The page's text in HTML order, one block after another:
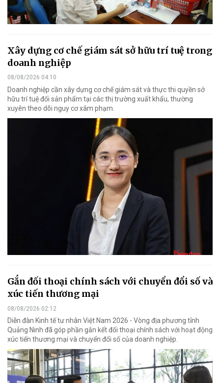
Xây dựng cơ chế giám sát sở hữu trí tuệ trong
doanh nghiệp
08/08/2026 04:10
Doanh nghiệp cần xây dựng cơ chế giám sát và thực thi quyền sở
hữu trí tuệ đối sản phẩm tại các thị trường xuất khẩu, thường
xuyên theo dõi nguy cơ xâm phạm.
Gắn đối thoại chính sách với chuyển đổi số và
xúc tiến thương mại
08/08/2026 02:12
Diễn đàn Kinh tế tư nhân Việt Nam 2026 - Vòng địa phương tỉnh
Quảng Ninh đã góp phần gắn kết đối thoại chính sách với hoạt động
xúc tiến thương mại và chuyển đổi số của doanh nghiệp.